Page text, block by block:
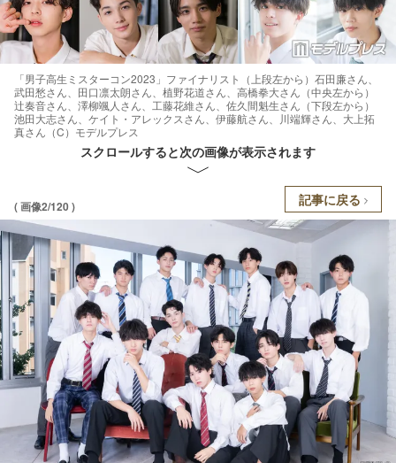
「男子高生ミスターコン2023」ファイナリスト（上段左から）石田廉さん、
武田愁さん、田口凛太朗さん、植野花道さん、高橋拳大さん（中央左から）
辻奏音さん、澤柳颯人さん、工藤花維さん、佐久間魁生さん（下段左から）
池田大志さん、ケイト・アレックスさん、伊藤航さん、川端輝さん、大上拓
真さん（C）モデルプレス
スクロールすると次の画像が表示されます
( 画像2/120 ) 記事に戻る